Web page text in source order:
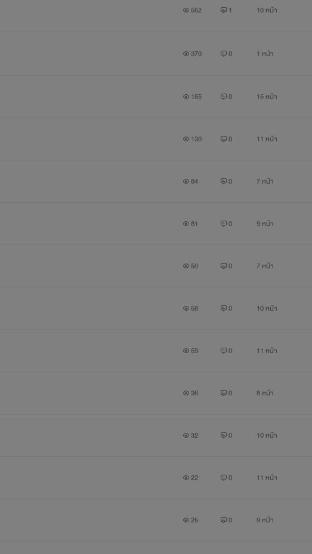
552 1 10 หน้า
370 0 1 หน้า
155 0 15 หน้า
130 0 11 หน้า
84 0 7 หน้า
81 0 9 หน้า
50 0 7 หน้า
58 0 10 หน้า
59 0 11 หน้า
36 0 8 หน้า
32 0 10 หน้า
22 0 11 หน้า
25 0 9 หน้า